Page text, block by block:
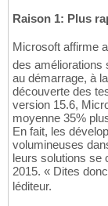
Raison 1: Plus
Microsoft affirme
des améliorations
au démarrage, à
découverte des
version 15.6,
moyenne 35%
En fait, les
volumineuses
leurs solutions se
2015. « Dites
léditeur.